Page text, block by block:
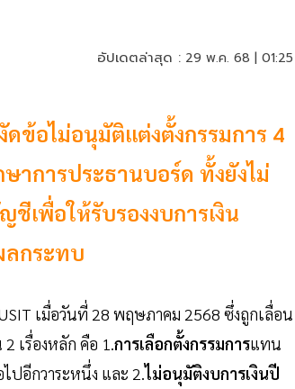
อัปเดตล่าสุด : 29 พ.ค. 68 |
ข้อไม่อนุมัติแต่งตั้งกรรมการ 4
การประธานบอร์ด ทั้งยังไม่
เพื่อให้รับรองงบการเงิน
ลกระทบ
เมื่อวันที่ 28 พฤษภาคม 2568 ซึ่งถูกเลื่อน
2 เรื่องหลัก คือ 1.การเลือกตั้งกรรมการแทน
ปอีกวาระหนึ่ง และ 2.ไม่อนุมัติงบการเงินปี